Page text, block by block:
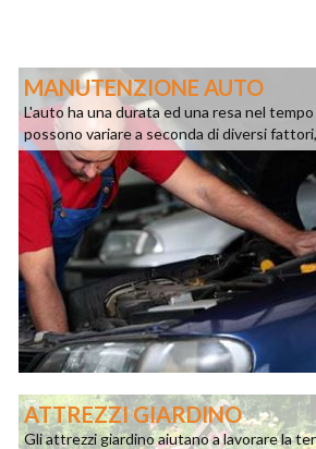
MANUTENZIONE AUTO
L'auto ha una durata ed una resa nel
possono variare a seconda di diversi
ATTREZZI GIARDINO
Gli attrezzi giardino aiutano a lavorare la